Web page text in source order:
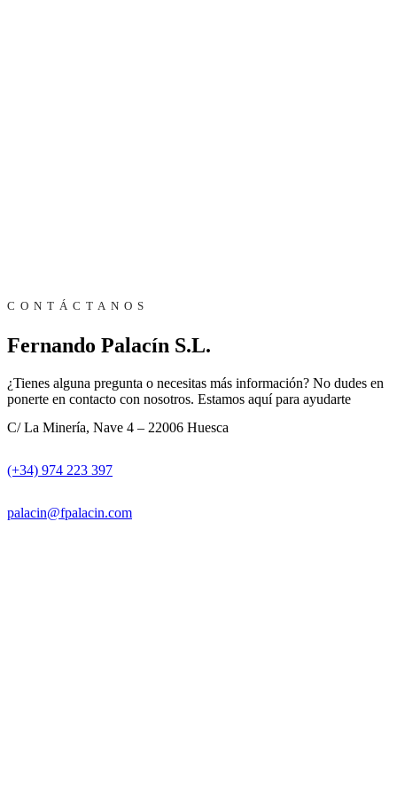
CONTÁCTANOS
Fernando Palacín S.L.
¿Tienes alguna pregunta o necesitas más información? No dudes en
ponerte en contacto con nosotros. Estamos aquí para ayudarte
C/ La Minería, Nave 4 – 22006 Huesca
(+34) 974 223 397
palacin@fpalacin.com